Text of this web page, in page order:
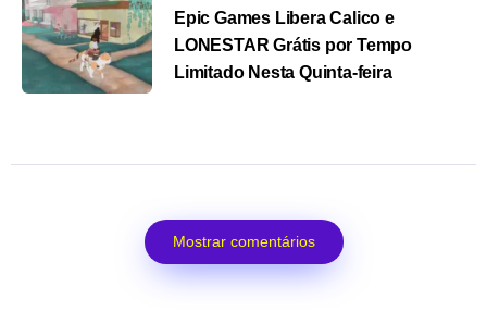
Epic Games Libera Calico e
LONESTAR Grátis por Tempo
Limitado Nesta Quinta-feira
Mostrar comentários